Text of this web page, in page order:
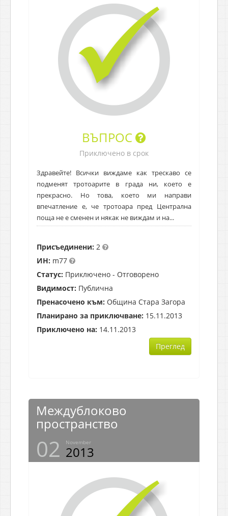
ВЪПРОС
Приключено в срок
Здравейте! Всички виждаме как трескаво се
подменят тротоарите в града ни, което е
прекрасно. Но това, което ми направи
впечатление е, че тротоара пред Централна
поща не е сменен и някак не виждам и на...
Присъединени: 2
ИН: m77
Статус: Приключено - Отговорено
Видимост: Публична
Пренасочено към: Община Стара Загора
Планирано за приключване: 15.11.2013
Приключено на: 14.11.2013
Преглед
Междублоково
пространство
02 November
2013